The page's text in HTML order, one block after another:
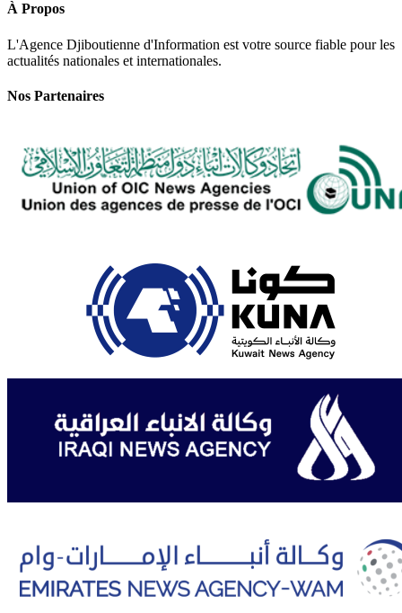
À Propos
L'Agence Djiboutienne d'Information est votre source fiable pour les
actualités nationales et internationales.
Nos Partenaires